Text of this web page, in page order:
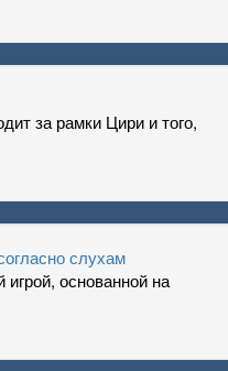
за рамки Цири и того,
слухам
основанной на